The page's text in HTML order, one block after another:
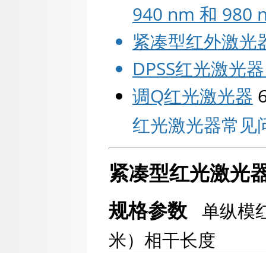
940 nm 和 980
紧凑型红外激
DPSS红光激光
调Q红光激光器
红光激光器常见
紧凑型红光激光
规格参数 单纵模
米）相干长度